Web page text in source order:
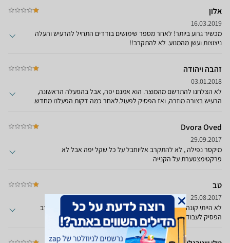
להכנת עוגות.המיקסר מאוד חלש בלישתו, לעיתים וו הלישה נתקע בהפעלה
ולאחר כחמש שניות קופץ בקול מאמץ אדיר, מאוד מרעיש, לא ניתן לשמוע
שיחה, טלפון או לא עלינו, אזעקת צבע אדום, ובכן הגעתי ליתרונות
וחסרונות.
אלון
16.03.2019
מכשיר גרוע ביותר! לאחר מספר שימושים בודדים התחיל להרעיש והעלה
ניצוצות ועשן מהמנוע. לא להתקרב!!
זהבה ויהודה
03.01.2018
לא הצלחנו להתרשם מהמוצר. הוא אמנם יפה, אבל בהפעלה הראשונה,
הרעיש בצורה מוזרה, ואז הפסיק לפעול.לאחר כמה דקות הפעלנו מחדש.
סיום התקופה של ההמתנה למיקסר החלופי, הם נזכרו שאין להם בכלל
במלאי את הצבע במסוים שרצינו-אדום מטלי, ושנבחר צבע אחר, ואז- הוא
יגיע לאחר 5 ימי עבודה נוספים.חוויית קניה גרועה!! מאכזבת!!! ועדיין לא
ידוע מה יהיה עם המכשיר החלופי!!! רמת-גנים.
Dvora Oved
29.09.2017
מיקסר נפילה , לא להתקרב אליוחבל על כל שקל יפה אבל לא
פרקטימצטערת על הקנייה
טב
25.08.2017
לא הייתי קונה שוב. נתקע. מתחמם, ונעצר. אחרי מספר שימושים לא רב
הפסיק לעבוד. לבעלי לב חזק בלבד.